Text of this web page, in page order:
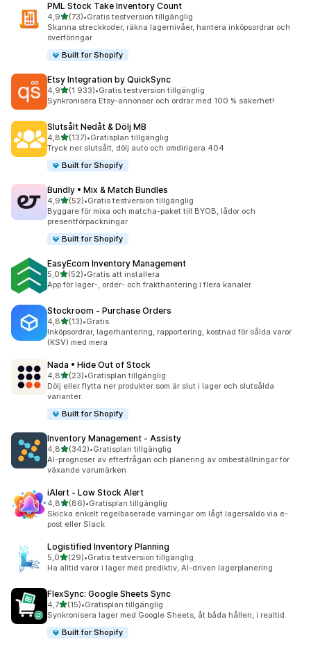
PML Stock Take Inventory Count
4,9av 5 stjärnor
(73)
73 recensioner totalt
•Gratis testversion tillgänglig
Skanna streckkoder, räkna lagernivåer, hantera inköpsordrar och
överföringar
Built for Shopify
Etsy Integration by QuickSync
4,9av 5 stjärnor
(1 933)
1933 recensioner totalt
•Gratis testversion tillgänglig
Synkronisera Etsy-annonser och ordrar med 100 % säkerhet!
Slutsålt Nedåt & Dölj MB
4,8av 5 stjärnor
(137)
137 recensioner totalt
•Gratisplan tillgänglig
Tryck ner slutsålt, dölj auto och omdirigera 404
Built for Shopify
Bundly • Mix & Match Bundles
4,9av 5 stjärnor
(52)
52 recensioner totalt
•Gratis testversion tillgänglig
Byggare för mixa och matcha-paket till BYOB, lådor och
presentförpackningar
Built for Shopify
EasyEcom Inventory Management
5,0av 5 stjärnor
(52)
52 recensioner totalt
•Gratis att installera
App för lager-, order- och frakthantering i flera kanaler
Stockroom ‑ Purchase Orders
4,8av 5 stjärnor
(13)
13 recensioner totalt
•Gratis
Inköpsordrar, lagerhantering, rapportering, kostnad för sålda varor
(KSV) med mera
Nada • Hide Out of Stock
4,8av 5 stjärnor
(23)
23 recensioner totalt
•Gratisplan tillgänglig
Dölj eller flytta ner produkter som är slut i lager och slutsålda
varianter.
Built for Shopify
Inventory Management ‑ Assisty
4,8av 5 stjärnor
(342)
342 recensioner totalt
•Gratisplan tillgänglig
AI-prognoser av efterfrågan och planering av ombeställningar för
växande varumärken
iAlert ‑ Low Stock Alert
4,8av 5 stjärnor
(86)
86 recensioner totalt
•Gratisplan tillgänglig
Skicka enkelt regelbaserade varningar om lågt lagersaldo via e-
post eller Slack
Logistified Inventory Planning
5,0av 5 stjärnor
(29)
29 recensioner totalt
•Gratis testversion tillgänglig
Ha alltid varor i lager med prediktiv, AI-driven lagerplanering
FlexSync: Google Sheets Sync
4,7av 5 stjärnor
(15)
15 recensioner totalt
•Gratisplan tillgänglig
Synkronisera lager med Google Sheets, åt båda hållen, i realtid
Built for Shopify